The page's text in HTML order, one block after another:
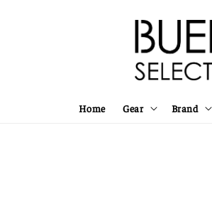
Home Gear Brand